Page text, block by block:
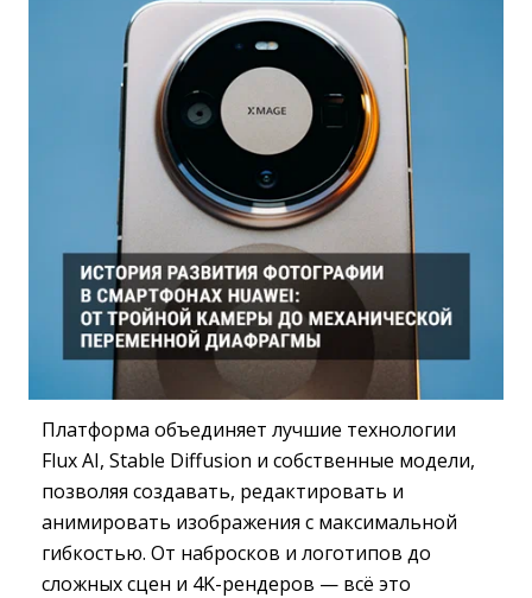
Платформа объединяет лучшие технологии
Flux AI, Stable Diffusion и собственные модели,
позволяя создавать, редактировать и
анимировать изображения с максимальной
гибкостью. От набросков и логотипов до
сложных сцен и 4K-рендеров — всё это